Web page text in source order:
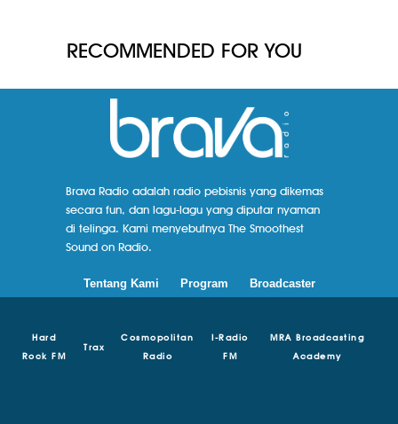
RECOMMENDED FOR YOU
Brava Radio adalah radio pebisnis yang dikemas
secara fun, dan lagu-lagu yang diputar nyaman
di telinga. Kami menyebutnya The Smoothest
Sound on Radio.
Tentang Kami Program Broadcaster
Hard
Rock FM
Trax
Cosmopolitan
Radio
I-Radio
FM
MRA Broadcasting
Academy